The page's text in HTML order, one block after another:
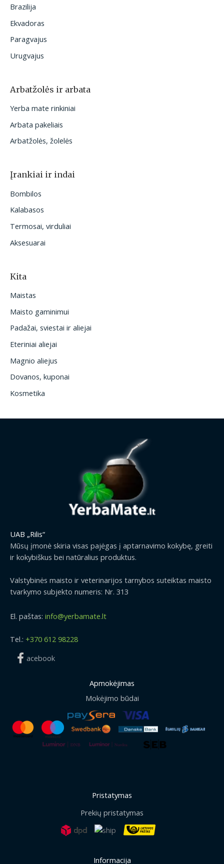
Brazilija
Ekvadoras
Paragvajus
Urugvajus
Arbatžolės ir arbata
Yerba mate rinkiniai
Arbata pakeliais
Arbatžolės, žolelės
Įrankiai ir indai
Bombilos
Kalabasos
Termosai, virduliai
Aksesuarai
Kita
Maistas
Maisto gaminimui
Padažai, sviestai ir aliejai
Eteriniai aliejai
Magnio aliejus
Dovanos, kuponai
Kosmetika
UAB „Rilis“
Mūsų įmonė skiria visas pajėgas į aptarnavimo kokybę, greiti
ir kokybiškus bei natūralius produktus.
Valstybinės maisto ir veterinarijos tarnybos suteiktas maisto
tvarkymo subjekto numeris: Nr. 313
El. paštas: info@yerbamate.lt
Tel.: +370 612 98228
acebook
Apmokėjimas
Mokėjimo būdai
Pristatymas
Prekių pristatymas
Informacija